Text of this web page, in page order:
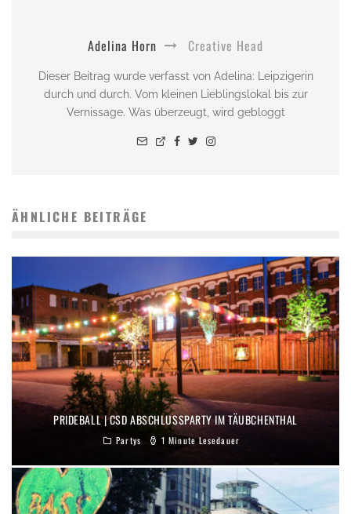
Adelina Horn Creative Head
Dieser Beitrag wurde verfasst von Adelina: Leipzigerin
durch und durch. Vom kleinen Lieblingslokal bis zur
Vernissage. Was überzeugt, wird gebloggt
ÄHNLICHE BEITRÄGE
PRIDEBALL | CSD ABSCHLUSSPARTY IM TÄUBCHENTHAL
Partys 1 Minute Lesedauer